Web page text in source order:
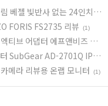
베젤 빛반사 없는 24인치
FORIS FS2735 리뷰 (1)
티브 어댑터 에프앤비즈 4K
SubGear AD-2701Q IPS
메라 리뷰용 온랩 모니터 (1)